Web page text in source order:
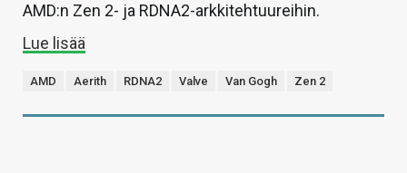
AMD:n Zen 2- ja RDNA2-arkkitehtuureihin.
Lue lisää
AMD Aerith RDNA2 Valve Van Gogh Zen 2